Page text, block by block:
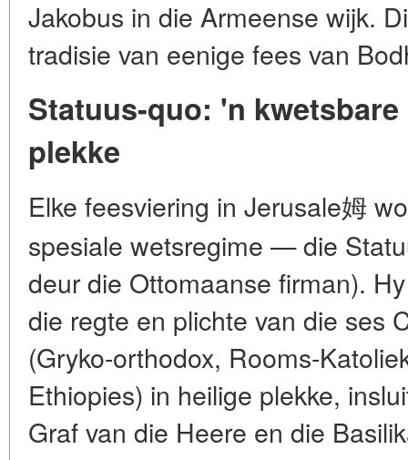
Jakobus in die Armeense wijk.
tradisie van eenige fees van
Statuus-quo: 'n
plekke
Elke feesviering in Jerusale姆
spesiale wetsregime — die
deur die Ottomaanse firman).
die regte en plichte van die ses
(Gryko-orthodox, Rooms-
Ethiopies) in heilige plekke,
Graf van die Heere en die